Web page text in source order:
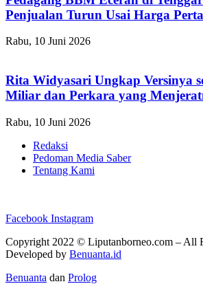
Penjualan Turun Usai Harga
Rabu, 10 Juni 2026
Rita Widyasari Ungkap Versinya
Miliar dan Perkara yang
Rabu, 10 Juni 2026
Redaksi
Pedoman Media Saber
Tentang Kami
Facebook Instagram
Copyright 2022 © Liputanborneo.com – All
Developed by Benuanta.id
Benuanta dan Prolog